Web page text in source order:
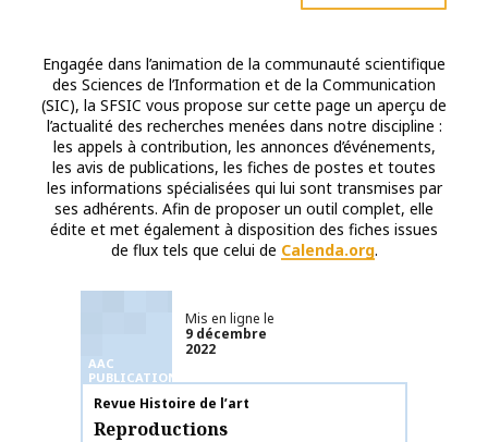
Engagée dans l’animation de la communauté scientifique
des Sciences de l’Information et de la Communication
(SIC), la SFSIC vous propose sur cette page un aperçu de
l’actualité des recherches menées dans notre discipline :
les appels à contribution, les annonces d’événements,
les avis de publications, les fiches de postes et toutes
les informations spécialisées qui lui sont transmises par
ses adhérents. Afin de proposer un outil complet, elle
édite et met également à disposition des fiches issues
de flux tels que celui de Calenda.org.
AAC
PUBLICATIONS
Mis en ligne le
9 décembre
2022
Nom de la publication
Revue Histoire de l’art
Reproductions